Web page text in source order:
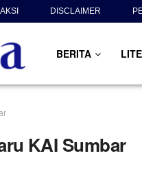
DISCLAIMER
BERITA
KAI Sumbar